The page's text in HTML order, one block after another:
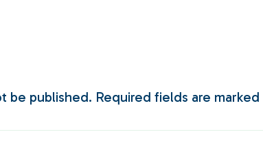
be published. Required fields are marked